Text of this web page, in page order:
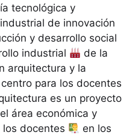
tecnológica y
de innovación
y desarrollo social
industrial
de la
arquitectura y la
para los docentes
es un proyecto
área económica y
los docentes
en los